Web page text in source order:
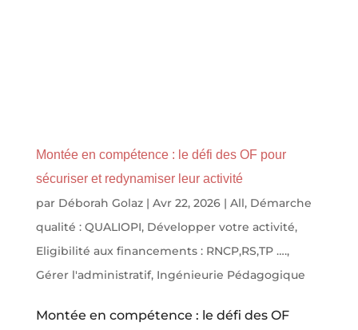
Montée en compétence : le défi des OF pour
sécuriser et redynamiser leur activité
par Déborah Golaz| Avr 22, 2026| All, Démarche
qualité : QUALIOPI, Développer votre activité,
Eligibilité aux financements : RNCP,RS,TP ….,
Gérer l'administratif, Ingénieurie Pédagogique
Montée en compétence : le défi des OF